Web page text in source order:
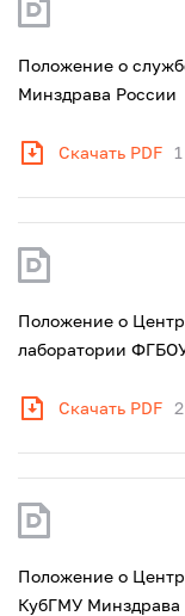
Положение о
Минздрава России
Скачать PDF
Положение о
лаборатории
Скачать PDF
Положение о
КубГМУ Минздрава